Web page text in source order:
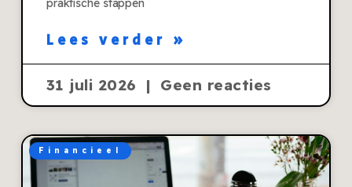
praktische stappen
Lees verder »
31 juli 2026 Geen reacties
Financieel